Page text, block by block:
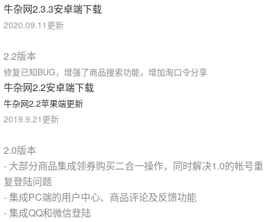
牛杂网2.3.3安卓端下载
2020.09.11更新
2.2版本
修复已知BUG，增强了商品搜索功能，增加淘口令分享
牛杂网2.2安卓端下载
牛杂网2.2苹果端更新
2019.9.21更新
2.0版本
- 大部分商品集成领券购买二合一操作，同时解决1.0的帐号重
复登陆问题
- 集成PC端的用户中心、商品评论及反馈功能
- 集成QQ和微信登陆